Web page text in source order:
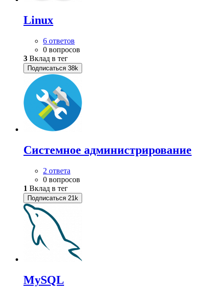
Linux
6 ответов
0 вопросов
3 Вклад в тег
Подписаться 38k
Системное администрирование
2 ответа
0 вопросов
1 Вклад в тег
Подписаться 21k
MySQL